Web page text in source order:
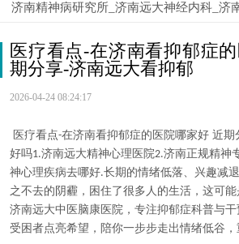
济南精神病研究所_济南远大神经内科_济
医疗看点-在济南看抑郁症
期分享-济南远大看抑郁
2026-04-24 08:24:17
医疗看点-在济南看抑郁症的医院哪家好 近期
好吗1.济南远大精神心理医院2.济南正规精神
神心理疾病去哪好.长期的情绪低落、兴趣减
之不去的阴霾，困住了很多人的生活，这可能
济南远大中医脑康医院，专注抑郁症科普与
受困者点亮希望，陪你一步步走出情绪低谷，